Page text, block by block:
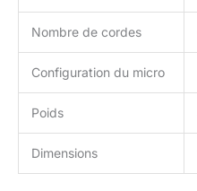
Nombre de cordes
Configuration du micro
Poids
Dimensions